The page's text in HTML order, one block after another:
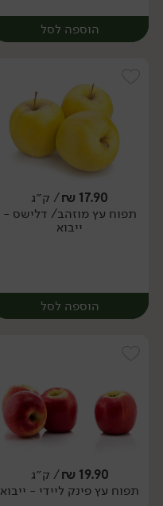
הוספה לסל
מארז
17.90
₪/ ק״ג
תפוח עץ מוזהב/ דלישס -
ייבוא
הוספה לסל
יח׳ ק״ג
19.90
₪/ ק״ג
תפוח עץ פינק ליידי - ייבוא